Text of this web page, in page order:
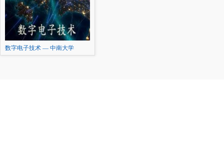
数字电子技术 — 中南大学